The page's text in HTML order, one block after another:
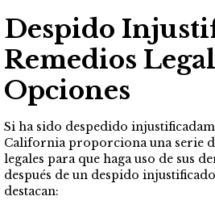
Despido
Remedios
Opciones
Si ha sido despedido
California proporciona una serie
legales para que haga uso de sus
después de un despido
destacan: